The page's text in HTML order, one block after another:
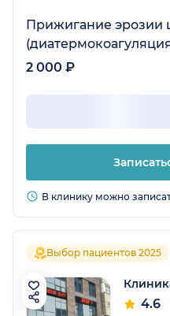
Прижигание эрозии
2 000 ₽
В клинику можно
Выбор пациентов 2025
4.6